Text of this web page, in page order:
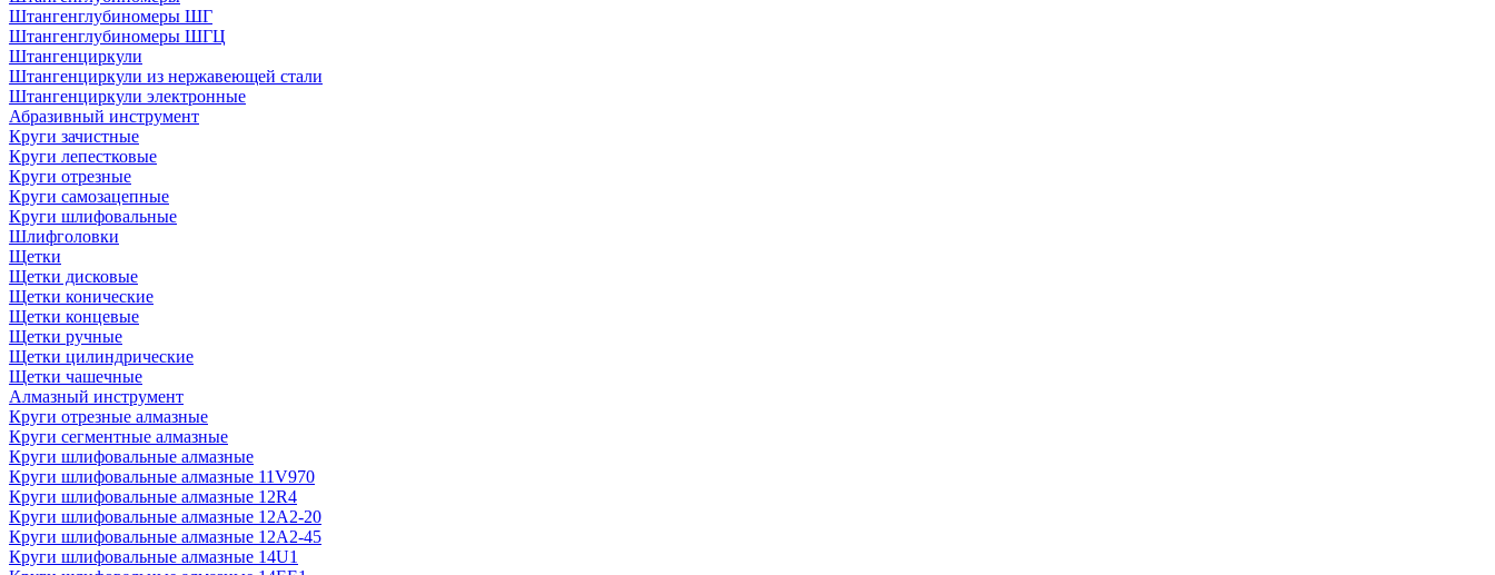
Штангенглубиномеры ШГ
Штангенглубиномеры ШГЦ
Штангенциркули
Штангенциркули из нержавеющей стали
Штангенциркули электронные
Абразивный инструмент
Круги зачистные
Круги лепестковые
Круги отрезные
Круги самозацепные
Круги шлифовальные
Шлифголовки
Щетки
Щетки дисковые
Щетки конические
Щетки концевые
Щетки ручные
Щетки цилиндрические
Щетки чашечные
Алмазный инструмент
Круги отрезные алмазные
Круги сегментные алмазные
Круги шлифовальные алмазные
Круги шлифовальные алмазные 11V970
Круги шлифовальные алмазные 12R4
Круги шлифовальные алмазные 12А2-20
Круги шлифовальные алмазные 12А2-45
Круги шлифовальные алмазные 14U1